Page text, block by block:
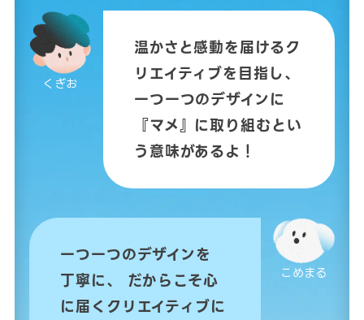
くぎお
温かさと感動を届けるク
リエイティブを目指し、
一つ一つのデザインに
『マメ』に取り組むとい
う意味があるよ！
こめまる
一つ一つのデザインを
丁寧に、
だからこそ心
に届くクリエイティブに